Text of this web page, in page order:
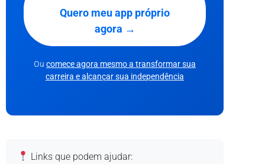
Quero meu app próprio
agora →
Ou comece agora mesmo a transformar sua
carreira e alcançar sua independência
Links que podem ajudar: